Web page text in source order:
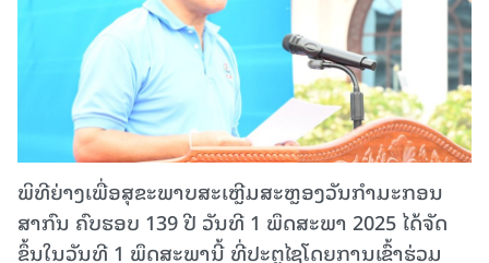
ພິທີຍ່າງເພື່ອສຸຂະພາບສະເຫຼີມສະຫຼອງວັນ​ກໍາມະກອນ​
ສາກົນ ຄົບຮອບ 139 ປີ ວັນທີ 1 ພຶດສະພາ 2025 ໄດ້ຈັດ
ຂຶ້ນໃນວັນທີ 1 ພຶດສະພານີ້ ທີ່ປະຕູໄຊໂດຍການເຂົ້າຮ່ວມ